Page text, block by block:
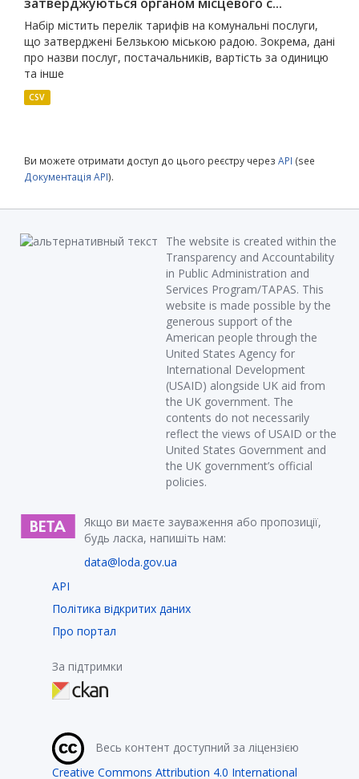
Набір містить перелік тарифів на комунальні послуги,
що затверджені Белзькою міською радою. Зокрема, дані
про назви послуг, постачальників, вартість за одиницю
та інше
CSV
Ви можете отримати доступ до цього реєстру через API (see
Документація API).
The website is created within the
Transparency and Accountability
in Public Administration and
Services Program/TAPAS. This
website is made possible by the
generous support of the
American people through the
United States Agency for
International Development
(USAID) alongside UK aid from
the UK government. The
contents do not necessarily
reflect the views of USAID or the
United States Government and
the UK government’s official
policies.
Якщо ви маєте зауваження або пропозиції,
будь ласка, напишіть нам:
data@loda.gov.ua
API
Політика відкритих даних
Про портал
За підтримки
Весь контент доступний за ліцензією
Creative Commons Attribution 4.0 International